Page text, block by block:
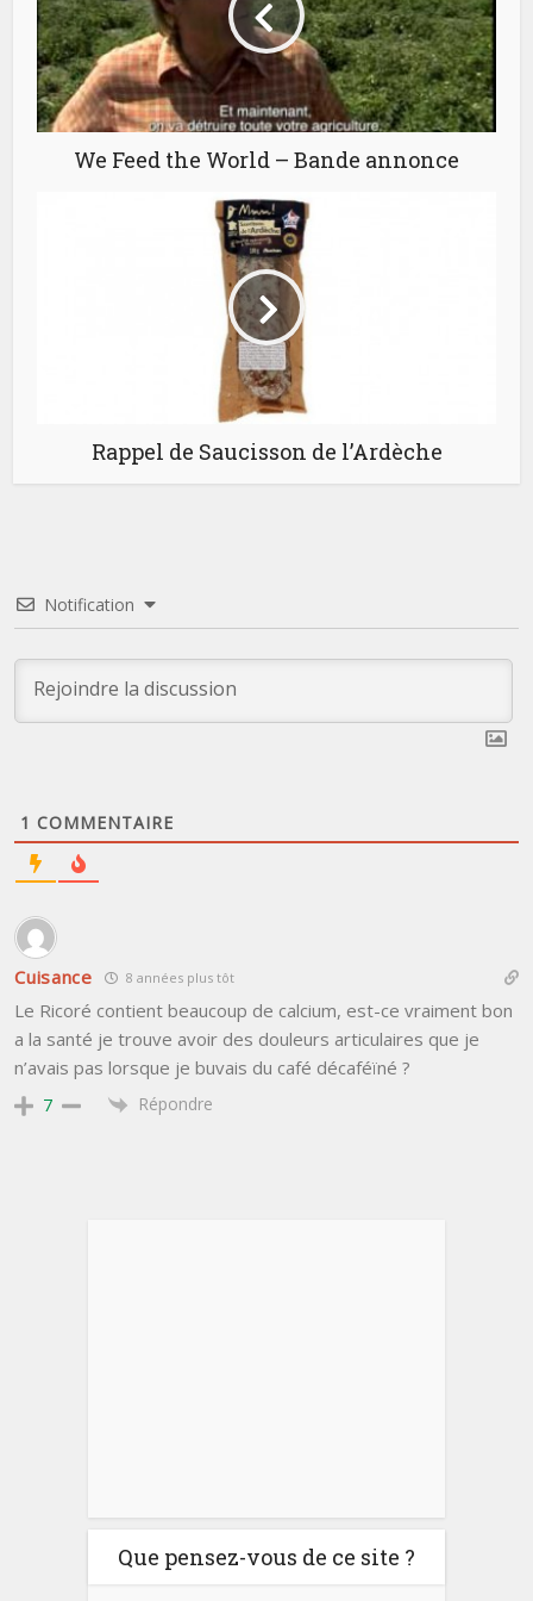
We Feed the World – Bande annonce
Rappel de Saucisson de l’Ardèche
Notification
1 COMMENTAIRE
Cuisance 8 années plus tôt
Le Ricoré contient beaucoup de calcium, est-ce vraiment bon
a la santé je trouve avoir des douleurs articulaires que je
n’avais pas lorsque je buvais du café décaféïné ?
7 Répondre
Que pensez-vous de ce site ?